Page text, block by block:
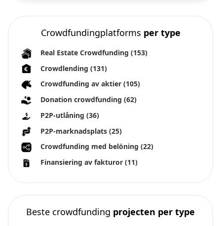
Crowdfundingplatforms per type
Real Estate Crowdfunding (153)
Crowdlending (131)
Crowdfunding av aktier (105)
Donation crowdfunding (62)
P2P-utlåning (36)
P2P-marknadsplats (25)
Crowdfunding med belöning (22)
Finansiering av fakturor (11)
Beste crowdfunding projecten per type